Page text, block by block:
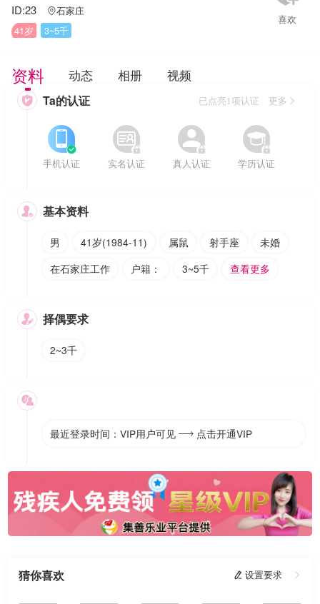
ID:23 石家庄
41岁
3~5千
资料 动态 相册 视频
 Ta的认证 已点亮1项认证 更多


手机认证


实名认证


真人认证


学历认证
 基本资料
男 41岁(1984-11) 属鼠 射手座
未婚
在石家庄工作
户籍： 3~5千 查看更多
 择偶要求
2~3千

最近登录时间：VIP用户可见  点击开通VIP
猜你喜欢  设置要求 